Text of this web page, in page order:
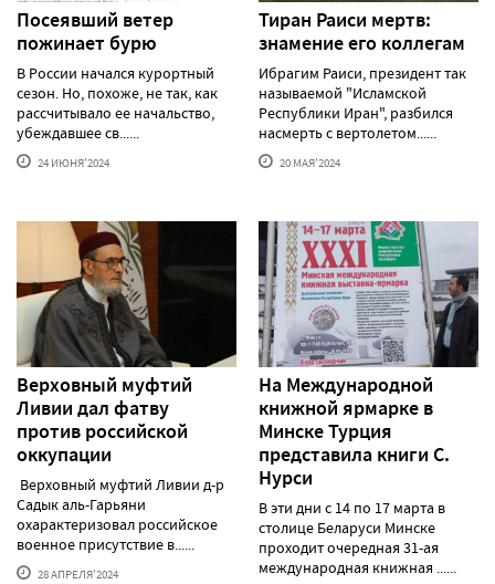
Посеявший ветер
пожинает бурю
В России начался курортный
сезон. Но, похоже, не так, как
рассчитывало ее начальство,
убеждавшее св......
24 ИЮНЯ'2024
Тиран Раиси мертв:
знамение его коллегам
Ибрагим Раиси, президент так
называемой "Исламской
Республики Иран", разбился
насмерть с вертолетом......
20 МАЯ'2024
Верховный муфтий
Ливии дал фатву
против российской
оккупации
Верховный муфтий Ливии д-р
Садык аль-Гарьяни
охарактеризовал российское
военное присутствие в......
28 АПРЕЛЯ'2024
На Международной
книжной ярмарке в
Минске Турция
представила книги С.
Нурси
В эти дни с 14 по 17 марта в
столице Беларуси Минске
проходит очередная 31-ая
международная книжная ......